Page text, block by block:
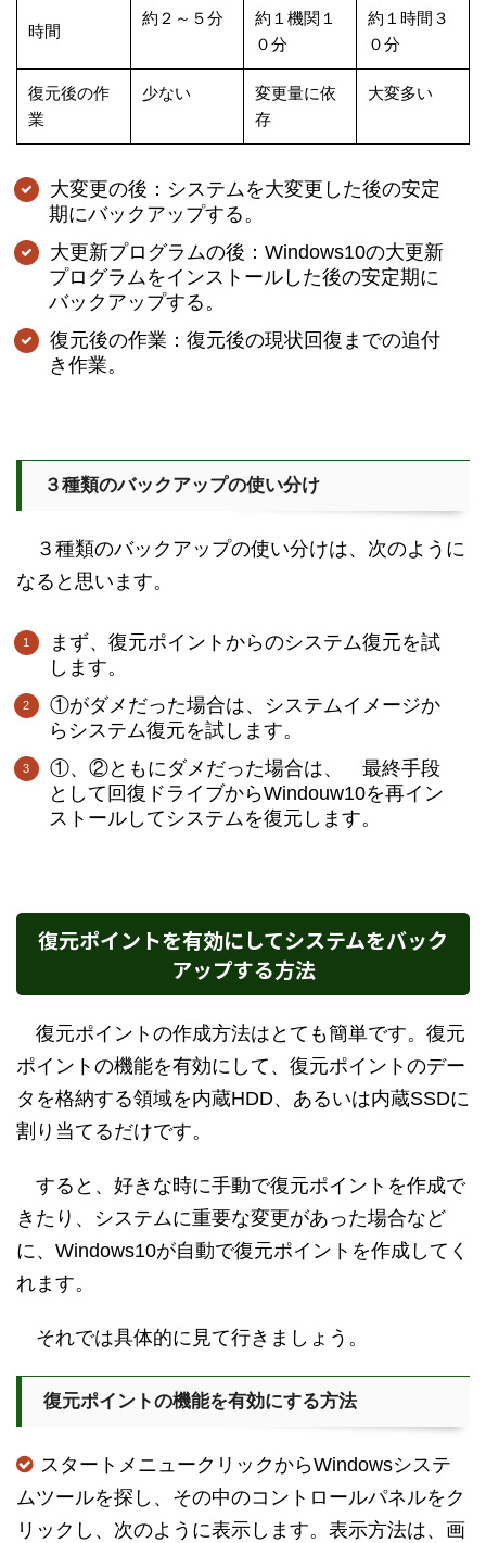
時間
約２～５分
約１機関１
０分
約１時間３
０分
復元後の作
業
少ない
変更量に依
存
大変多い
大変更の後：システムを大変更した後の安定
期にバックアップする。
大更新プログラムの後：Windows10の大更新
プログラムをインストールした後の安定期に
バックアップする。
復元後の作業：復元後の現状回復までの追付
き作業。
３種類のバックアップの使い分け
３種類のバックアップの使い分けは、次のように
なると思います。
まず、復元ポイントからのシステム復元を試
します。
①がダメだった場合は、システムイメージか
らシステム復元を試します。
①、②ともにダメだった場合は、 最終手段
として回復ドライブからWindouw10を再イン
ストールしてシステムを復元します。
復元ポイントを有効にしてシステムをバック
アップする方法
復元ポイントの作成方法はとても簡単です。復元
ポイントの機能を有効にして、復元ポイントのデー
タを格納する領域を内蔵HDD、あるいは内蔵SSDに
割り当てるだけです。
すると、好きな時に手動で復元ポイントを作成で
きたり、システムに重要な変更があった場合など
に、Windows10が自動で復元ポイントを作成してく
れます。
それでは具体的に見て行きましょう。
復元ポイントの機能を有効にする方法
スタートメニュークリックからWindowsシステ
ムツールを探し、その中のコントロールパネルをク
リックし、次のように表示します。表示方法は、画